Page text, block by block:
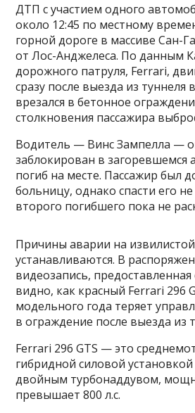
ДТП с участием одного
около 12:45 по местному
горной дороге в массиве Сан-
от Лос-Анджелеса. По данным
дорожного патруля, Ferrari,
сразу после выезда из туннеля
врезался в бетонное
столкновения пассажира
Водитель — Винс Зампелла —
заблокирован в загоревшемся
погиб на месте. Пассажир был
больницу, однако спасти его
второго погибшего пока не
Причины аварии на
устанавливаются. В
видеозапись,
видно, как красный Ferrari 296
модельного года теряет
в ограждение после выезда из
Ferrari 296 GTS — это
гибридной силовой установкой
двойным турбонаддувом,
превышает 800 л.с.